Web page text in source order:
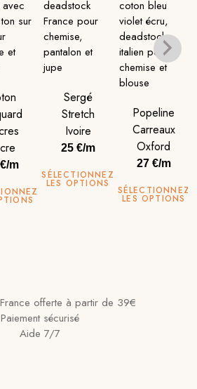
m
Sergé
Stretch
Ivoire
25 €/m
SÉLECTIONNEZ
LES OPTIONS
Popeline
Carreaux
Oxford
27 €/m
SÉLECTIONNEZ
LES OPTIONS
offerte à partir de 39€
Paiement sécurisé
Aide 7/7